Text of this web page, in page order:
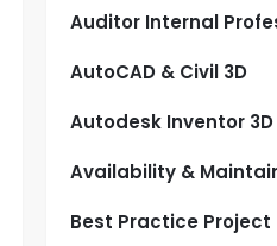
Auditor Internal
AutoCAD & Civil 3D
Autodesk Inventor 3D
Availability &
Best Practice Project